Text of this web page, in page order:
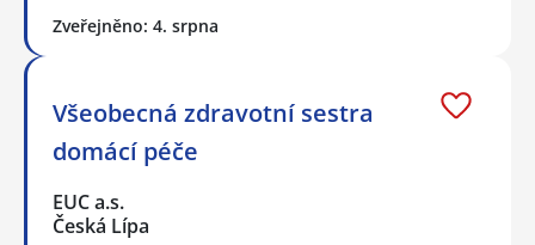
Zveřejněno: 4. srpna
Všeobecná zdravotní sestra
domácí péče
EUC a.s.
Česká Lípa